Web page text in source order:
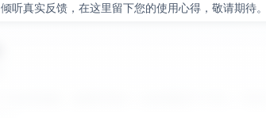
倾听真实反馈，在这里留下您的使用心得，敬请期待。